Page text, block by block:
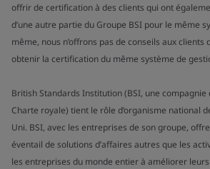
offrir de certification à des clients qui ont
d’une autre partie du Groupe BSI pour le même
même, nous n’offrons pas de conseils aux
obtenir la certification du même système de
British Standards Institution (BSI, une
Charte royale) tient le rôle d’organisme national
Uni. BSI, avec les entreprises de son groupe,
éventail de solutions d’affaires autres que les
les entreprises du monde entier à améliorer